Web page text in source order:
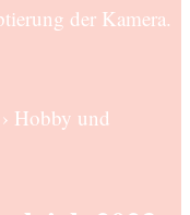
der Kamera.
Hobby und